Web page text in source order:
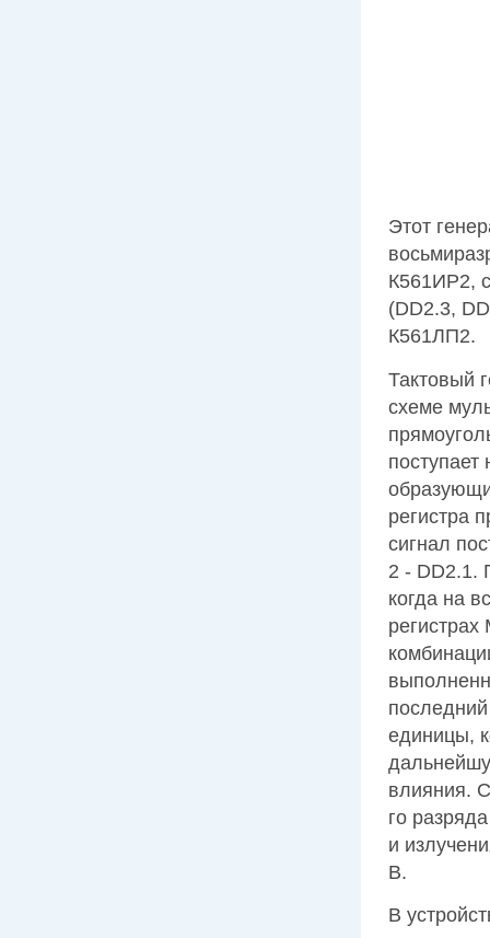
Этот
К561ИР2,
(DD2.3,
К561ЛП2.
Тактовый
схеме
pегистpа
сигнал
2 - DD2.1.
когда на
единицы,
влияния.
го
и
В.
В